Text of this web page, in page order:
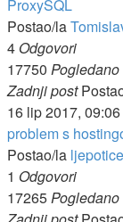
ProxySQL
Postao/la
4 Odgovori
17750 Pogledano
Zadnji post
16 lip 2017, 09:06
problem s
Postao/la
1 Odgovori
17265Pogledano